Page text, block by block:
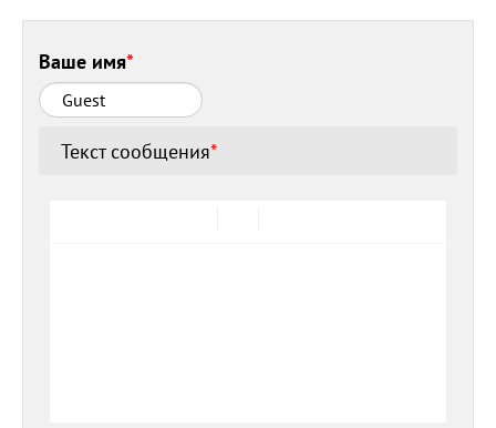
Ваше имя*
Текст сообщения*